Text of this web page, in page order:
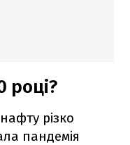
році?
різко
пандемія